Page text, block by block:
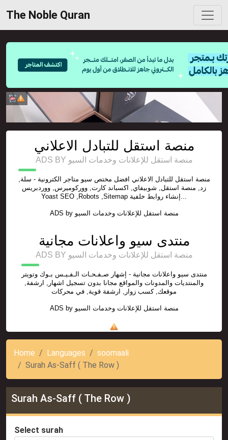
The Noble Quran
منصة استقل للتبادل الاعلاني
ADS BY منصة استقل للإعلانات وخدمات السيو
منصة استقل للتبادل الاعلاني افضل مختص سيو متاجر الكترونية - سلة,
زد, منصة استقل, شوبيفاي, اكسباند كارت, ووركوميرس, ووردبريس
Yoast SEO ,Robots ,Sitemap إنشاء روابط خلفية...
ADS by منصة استقل للإعلانات وخدمات السيو
منتدى سيو واعلانات مجانية
ADS BY منصة استقل للإعلانات وخدمات السيو
منتدى سيو واعلانات مجانية - إشهار صـفـحـات الـفـيـس بـوك وتويتر
والمنتديات والمدونات والمواقع مجانا بدون تسجيل اشهار, ارشفة,
موقعك, كسب زوار, ارشفة قوية, في محركات
ADS by منصة استقل للإعلانات وخدمات السيو
Home Languages
soomaali
Surah As-Saff ( The Row )
Surah As-Saff ( The Row )
Select surah